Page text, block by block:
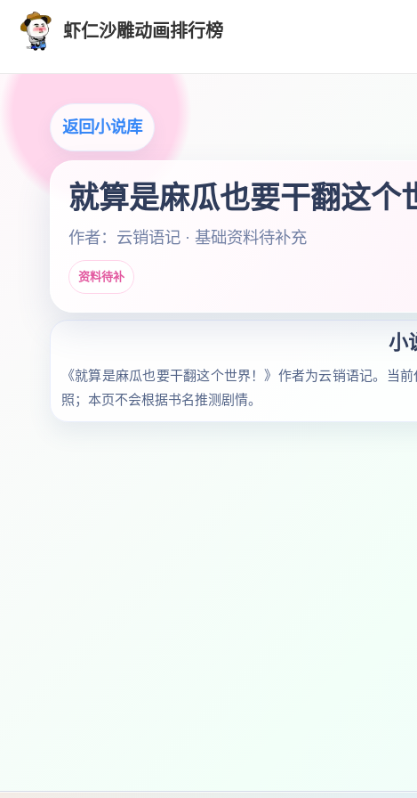
虾仁沙雕动画排行榜
返回小说库
就算是麻瓜也要干翻这个
作者：云销语记 · 基础资料待补充
资料待补
小
《就算是麻瓜也要干翻这个世界！》作者为云销语记。当
照；本页不会根据书名推测剧情。